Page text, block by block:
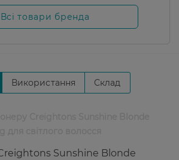
Всі товари бренда
Використання Склад
Sunshine Blonde